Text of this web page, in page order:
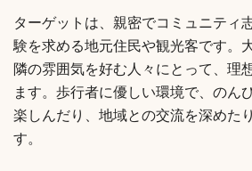
ターゲットは、親密でコミュニティ
験を求める地元住民や観光客です。
隣の雰囲気を好む人々にとって、理
ます。歩行者に優しい環境で、のん
楽しんだり、地域との交流を深めた
す。